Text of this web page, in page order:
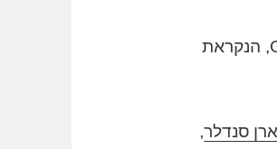
אוסיף ואבקש רעיון לתרגום סביבת הפיתוח החדשה ל־GNOME, הנקראת
סנדלר,